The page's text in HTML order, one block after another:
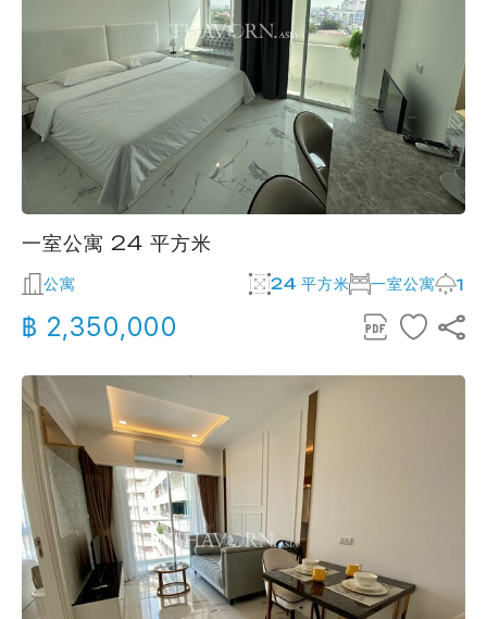
一室公寓 24 平方米
公寓 24 平方米 一室公寓 1
฿ 2,350,000